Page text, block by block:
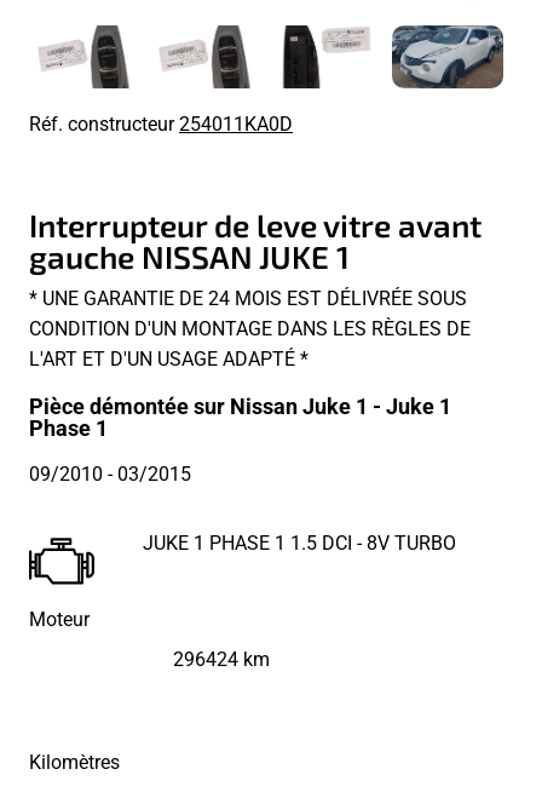
Réf. constructeur254011KA0D
Interrupteur de leve vitre avant
gauche NISSAN JUKE 1
* UNE GARANTIE DE 24 MOIS EST DÉLIVRÉE SOUS
CONDITION D'UN MONTAGE DANS LES RÈGLES DE
L'ART ET D'UN USAGE ADAPTÉ *
Pièce démontée sur Nissan Juke 1 - Juke 1
Phase 1
09/2010 - 03/2015
Moteur
JUKE 1 PHASE 1 1.5 DCI - 8V TURBO
Kilomètres
296424 km